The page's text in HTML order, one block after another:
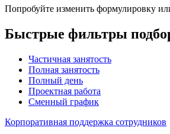
Попробуйте изменить формулировку
Быстрые фильтры
Частичная занятость
Полная занятость
Полный день
Проектная работа
Сменный график
Корпоративная поддержка сотрудников